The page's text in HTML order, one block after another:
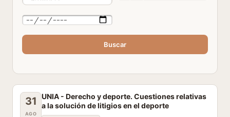
Buscar
31
AGO
UNIA - Derecho y deporte. Cuestiones relativas
a la solución de litigios en el deporte